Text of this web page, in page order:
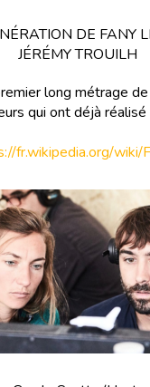
DE FANY
JÉRÉMY TROUILH
long métrage
qui ont déjà
fr.wikipedia.org/wiki/